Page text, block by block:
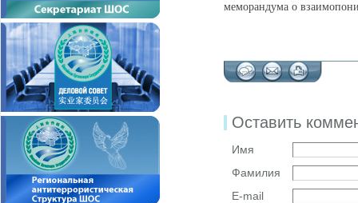
меморандума о
Оставить
Имя
Фамилия
E-mail